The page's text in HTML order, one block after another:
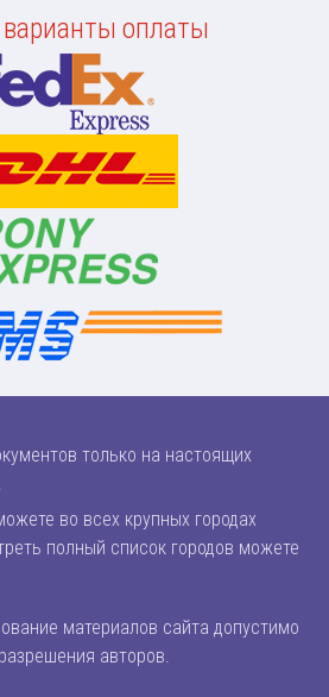
оплаты
только на настоящих
во всех крупных городах
полный список городов можете
материалов сайта допустимо
авторов.